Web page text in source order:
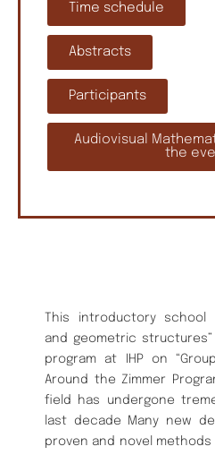
Time schedule
Abstracts
Participants
Audiovisual
the
This introductory school
and geometric
program at IHP on
Around the Zimmer
field has undergone
last decade Many new
proven and novel